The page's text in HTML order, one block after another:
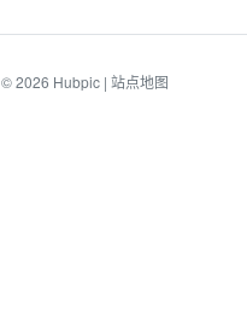
© 2026 Hubpic| 站点地图